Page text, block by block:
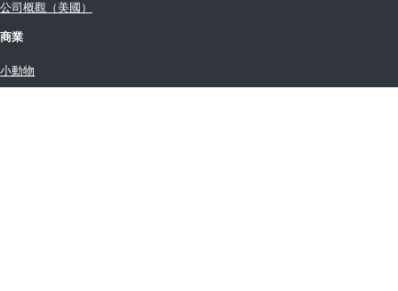
公司概觀（美國）
商業
小動物